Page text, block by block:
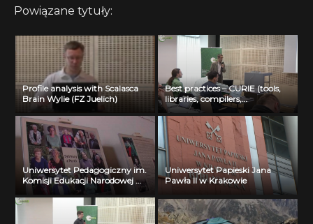
Powiązane tytuły:
Profile analysis with Scalasca
Brain Wylie (FZ Juelich)
Best practices – CURIE (tools,
libraries, compilers,
optimization) Jean Noel Richet
(CEA)
Uniwersytet Pedagogiczny im.
Komisji Edukacji Narodowej w
Krakowie
Uniwersytet Papieski Jana
Pawła II w Krakowie